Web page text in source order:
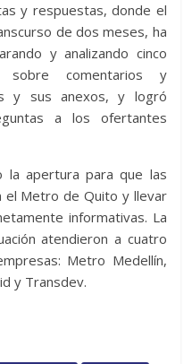
y respuestas, donde el
de dos meses, ha
y analizando cinco
sobre comentarios y
y sus anexos, y logró
a los ofertantes
la apertura para que las
el Metro de Quito y llevar
informativas. La
atendieron a cuatro
Metro Medellín,
y Transdev.